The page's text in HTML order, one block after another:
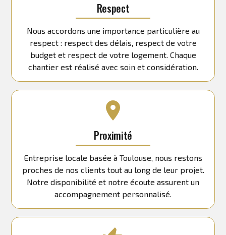
Respect
Nous accordons une importance particulière au
respect : respect des délais, respect de votre
budget et respect de votre logement. Chaque
chantier est réalisé avec soin et considération.
Proximité
Entreprise locale basée à Toulouse, nous restons
proches de nos clients tout au long de leur projet.
Notre disponibilité et notre écoute assurent un
accompagnement personnalisé.